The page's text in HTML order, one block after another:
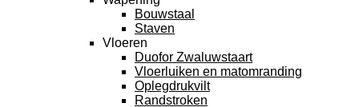
Bouwstaal
Staven
Vloeren
Duofor Zwaluwstaart
Vloerluiken en matomranding
Oplegdrukvilt
Randstroken